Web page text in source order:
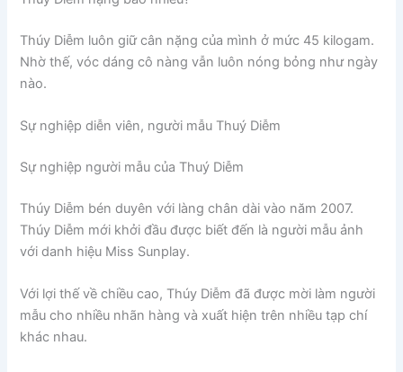
Thúy Diễm luôn giữ cân nặng của mình ở mức 45 kilogam.
Nhờ thế, vóc dáng cô nàng vẫn luôn nóng bỏng như ngày
nào.
Sự nghiệp diễn viên, người mẫu Thuý Diễm
Sự nghiệp người mẫu của Thuý Diễm
Thúy Diễm bén duyên với làng chân dài vào năm 2007.
Thúy Diễm mới khởi đầu được biết đến là người mẫu ảnh
với danh hiệu Miss Sunplay.
Với lợi thế về chiều cao, Thúy Diễm đã được mời làm người
mẫu cho nhiều nhãn hàng và xuất hiện trên nhiều tạp chí
khác nhau.